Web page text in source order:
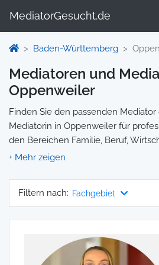
MediatorGesucht.de
Baden-Württemberg
Mediatoren und
Oppenweiler
Finden Sie den passenden
Mediatorin in Oppenweiler für
den Bereichen Familie, Beruf,
Profil enthält Informationen zu
Ihre Mediation auswählen und
Wir selbst vermitteln keine
Filtern nach: Fachgebiet